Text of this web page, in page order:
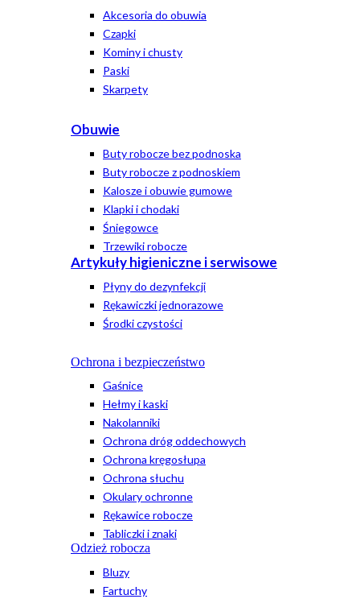
Akcesoria do obuwia
Czapki
Kominy i chusty
Paski
Skarpety
Obuwie
Buty robocze bez podnoska
Buty robocze z podnoskiem
Kalosze i obuwie gumowe
Klapki i chodaki
Śniegowce
Trzewiki robocze
Artykuły higieniczne i serwisowe
Płyny do dezynfekcji
Rękawiczki jednorazowe
Środki czystości
Ochrona i bezpieczeństwo
Gaśnice
Hełmy i kaski
Nakolanniki
Ochrona dróg oddechowych
Ochrona kręgosłupa
Ochrona słuchu
Okulary ochronne
Rękawice robocze
Tabliczki i znaki
Odzież robocza
Bluzy
Fartuchy